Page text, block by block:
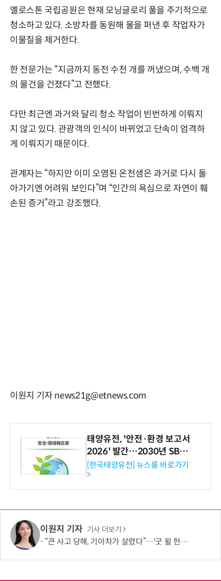
옐로스톤 국립공원은 현재 모닝글로리 풀을 주기적으로
청소하고 있다. 소방차를 동원해 물을 퍼낸 후 작업자가
이물질을 제거한다.
한 전문가는 “지금까지 동전 수천 개를 꺼냈으며, 수백 개
의 물건을 건졌다”고 전했다.
다만 최근엔 과거와 달리 청소 작업이 빈번하게 이뤄지
지 않고 있다. 관광객의 인식이 바뀌었고 단속이 엄격하
게 이뤄지기 때문이다.
관계자는 “하지만 이미 오염된 온천샘은 과거로 다시 돌
아가기엔 어려워 보인다”며 “인간의 욕심으로 자연이 훼
손된 증거”라고 강조했다.
이원지 기자 news21g@etnews.com
태양유전, '안전·환경 보고서
2026' 발간…2030년 SBT
수준 온실가스 감축 추진
[한국태양유전] 뉴스룸 바로가기
>
이원지 기자 기사 더보기
“큰 사고 당해, 기아차가 살렸다”…'굿 윌 헌팅' 여배우, “360도 에어백 굿”